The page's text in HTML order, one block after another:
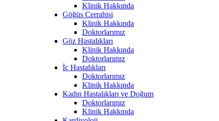
Klinik Hakkında
Göğüs Cerrahisi
Klinik Hakkında
Doktorlarımız
Göz Hastalıkları
Klinik Hakkında
Doktorlarımız
İç Hastalıkları
Doktorlarımız
Klinik Hakkında
Kadın Hastalıkları ve Doğum
Doktorlarımız
Klinik Hakkında